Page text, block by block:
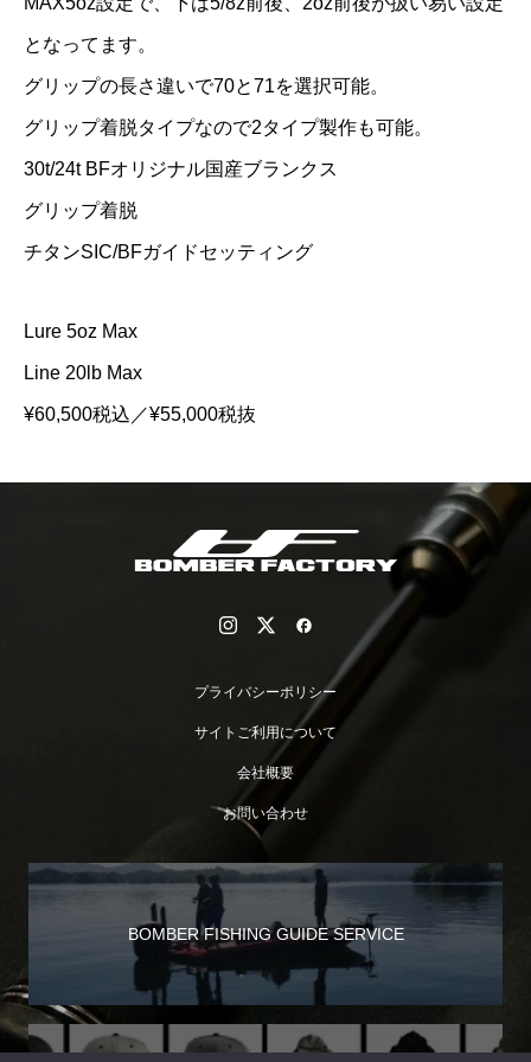
となってます。
グリップの長さ違いで70と71を選択可能。
グリップ着脱タイプなので2タイプ製作も可能。
30t/24t BFオリジナル国産ブランクス
グリップ着脱
チタンSIC/BFガイドセッティング
Lure 5oz Max
Line 20lb Max
¥60,500税込／¥55,000税抜
プライバシーポリシー
サイトご利用について
会社概要
お問い合わせ
BOMBER FISHING GUIDE SERVICE